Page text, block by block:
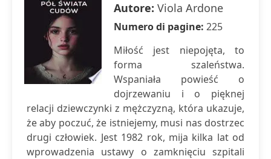
Autore: Viola Ardone
Numero di pagine: 225
Miłość jest niepojęta, to
forma szaleństwa.
Wspaniała powieść o
dojrzewaniu i o pięknej
relacji dziewczynki z mężczyzną, która ukazuje,
że aby poczuć, że istniejemy, musi nas dostrzec
drugi człowiek. Jest 1982 rok, mija kilka lat od
wprowadzenia ustawy o zamknięciu szpitali